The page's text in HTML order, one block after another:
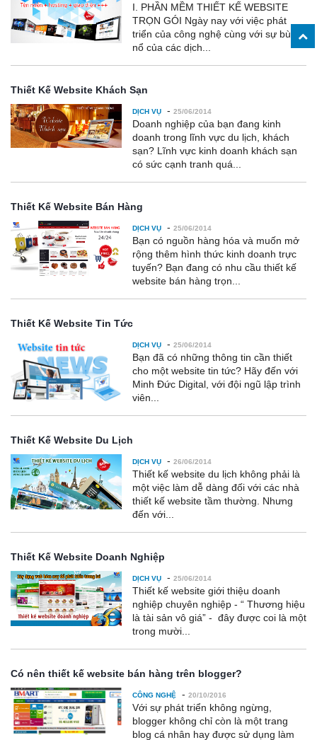
I. PHẦN MỀM THIẾT KẾ WEBSITE
TRỌN GÓI Ngày nay với việc phát
triển của công nghệ cùng với sự bùng
nổ của các dịch...
Thiết Kế Website Khách Sạn
DỊCH VỤ - 25/06/2014
Doanh nghiệp của bạn đang kinh
doanh trong lĩnh vực du lịch, khách
sạn? Lĩnh vực kinh doanh khách sạn
có sức cạnh tranh quá...
Thiết Kế Website Bán Hàng
DỊCH VỤ - 25/06/2014
Bạn có nguồn hàng hóa và muốn mở
rộng thêm hình thức kinh doanh trực
tuyến? Bạn đang có nhu cầu thiết kế
website bán hàng trọn...
Thiết Kế Website Tin Tức
DỊCH VỤ - 25/06/2014
Bạn đã có những thông tin cần thiết
cho một website tin tức? Hãy đến với
Minh Đức Digital, với đội ngũ lập trình
viên...
Thiết Kế Website Du Lịch
DỊCH VỤ - 26/06/2014
Thiết kế website du lịch không phải là
một việc làm dễ dàng đối với các nhà
thiết kế website tầm thường. Nhưng
đến với...
Thiết Kế Website Doanh Nghiệp
DỊCH VỤ - 25/06/2014
Thiết kế website giới thiệu doanh
nghiệp chuyên nghiệp - “ Thương hiệu
là tài sản vô giá” - đây được coi là một
trong mười...
Có nên thiết kế website bán hàng trên blogger?
CÔNG NGHỆ - 20/10/2016
Với sự phát triển không ngừng,
blogger không chỉ còn là một trang
blog cá nhân hay được sử dụng làm